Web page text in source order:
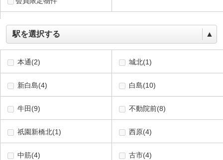
駅を選択する ▲
本通(2) 城北(1)
新白島(4) 白島(10)
牛田(9) 不動院前(8)
祇園新橋北(1) 西原(4)
中筋(4) 古市(4)